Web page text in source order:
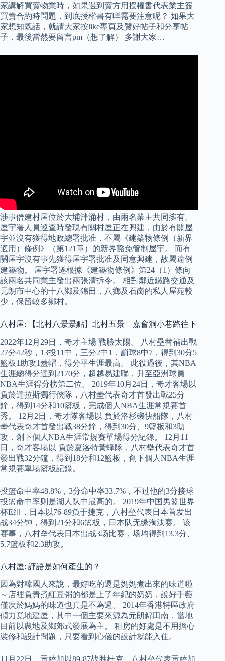
家講解買賣物業時，如果遇到賣方用授權書代表業主簽
買賣合約時問題，到底授權書有咩需要注意呢？ 如果大
家想知既話，就請大家按like專頁及贊好帖子和分享帖
子，最後當然要留言pm（想了解） 多謝大家…
涉事僭建村屋位於大埔泮涌村，由兩名業主共同擁有。
屋宇署人員巡查時發現有關村屋正在興建，由於有關屋
宇並沒有獲得地政總署批准，不屬《建築物條例（新界
適用）條例》（第121章）的新界豁免管制屋宇。 而有
關屋宇沒有事先獲得屋宇署批准及同意興建，故屬違例
建築物。 屋宇署遂根據《建築物條例》第24（1）條向
該兩名共同業主發出兩張清拆令。 相對鄰近鐵路交通及
元朗市中心的十八鄉及錦田，八鄉及石崗的私人屋苑較
少，保留較多鄉村。
八村屋: 【北村八景景點】北村五景 – 嘉會洞小巷路往下
2022年12月29日，奇才主場 戰勝太陽。 八村壘替補出戰
27分42秒，13投11中，三分2中1，罰球8中7，得到30分5
籃板1助攻1蓋帽，得分平生涯最高。 此役過後，其NBA
生涯總得分達到2170分，超越易建聯，升至亞洲球員
NBA生涯得分榜第二位。 2019年10月24日，奇才客場以
負於達拉斯獨行俠隊，八村壘代表奇才首發出戰25分
鐘，得到14分和10籃板，完成個人NBA生涯常規賽首
秀。 12月2日，奇才隊客場以 負於洛杉磯快船隊，八村
壘代表奇才首發出戰38分鐘，得到30分、9籃板和3助
攻，創下個人NBA生涯常規賽單場得分紀錄。 12月11
日，奇才客場以 負於夏洛特黃蜂隊，八村壘代表奇才首
發出戰32分鐘，得到18分和12籃板，創下個人NBA生涯
常規賽單場籃板記錄。
投篮命中率48.8%，3分命中率33.7%，不过他的3分接球
投篮命中率则是湖人队中最高的。 2019年中国男篮世界
杯E组，日本以76-89负于捷克，八村垒代表日本首发出
战34分钟，得到21分和6篮板，日本队无缘淘汰赛。 该
赛事，八村垒代表日本出战3场比赛，场均得到13.3分、
5.7篮板和2.3助攻。
八村屋: 評語是如何產生的？
因為對韓國人來說，最好吃的還是媽媽煮出來的味道啦
～店裡負責煮紅豆粥的都是上了年紀的奶奶，說好手藝
僅次於媽媽的味道也真是不為過。 2014年香港特區政府
傾力覓地建屋，其中一個主要來源為元朗錦田南，當地
目前以農地及鄉郊式發展為主。 租房的好處是不用擔心
裝修和設計問題，只要看到心儀的設計就能入住。